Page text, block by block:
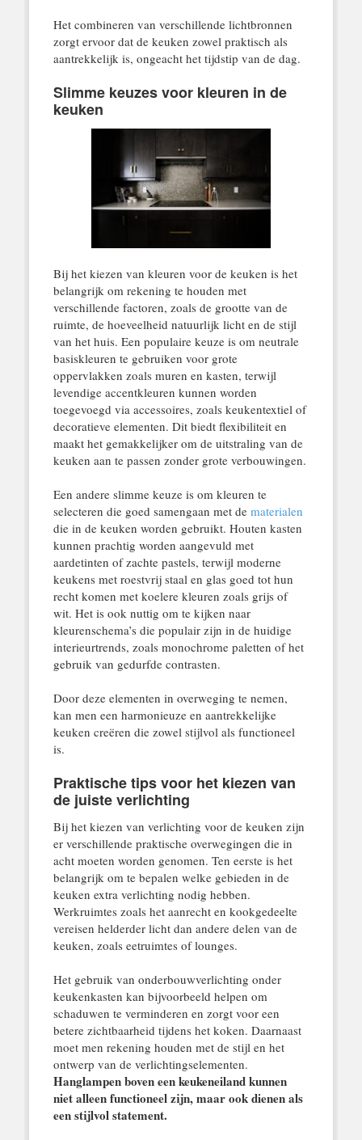
Het combineren van verschillende lichtbronnen
zorgt ervoor dat de keuken zowel praktisch als
aantrekkelijk is, ongeacht het tijdstip van de dag.
Slimme keuzes voor kleuren in de
keuken
Bij het kiezen van kleuren voor de keuken is het
belangrijk om rekening te houden met
verschillende factoren, zoals de grootte van de
ruimte, de hoeveelheid natuurlijk licht en de stijl
van het huis. Een populaire keuze is om neutrale
basiskleuren te gebruiken voor grote
oppervlakken zoals muren en kasten, terwijl
levendige accentkleuren kunnen worden
toegevoegd via accessoires, zoals keukentextiel of
decoratieve elementen. Dit biedt flexibiliteit en
maakt het gemakkelijker om de uitstraling van de
keuken aan te passen zonder grote verbouwingen.
Een andere slimme keuze is om kleuren te
selecteren die goed samengaan met de materialen
die in de keuken worden gebruikt. Houten kasten
kunnen prachtig worden aangevuld met
aardetinten of zachte pastels, terwijl moderne
keukens met roestvrij staal en glas goed tot hun
recht komen met koelere kleuren zoals grijs of
wit. Het is ook nuttig om te kijken naar
kleurenschema’s die populair zijn in de huidige
interieurtrends, zoals monochrome paletten of het
gebruik van gedurfde contrasten.
Door deze elementen in overweging te nemen,
kan men een harmonieuze en aantrekkelijke
keuken creëren die zowel stijlvol als functioneel
is.
Praktische tips voor het kiezen van
de juiste verlichting
Bij het kiezen van verlichting voor de keuken zijn
er verschillende praktische overwegingen die in
acht moeten worden genomen. Ten eerste is het
belangrijk om te bepalen welke gebieden in de
keuken extra verlichting nodig hebben.
Werkruimtes zoals het aanrecht en kookgedeelte
vereisen helderder licht dan andere delen van de
keuken, zoals eetruimtes of lounges.
Het gebruik van onderbouwverlichting onder
keukenkasten kan bijvoorbeeld helpen om
schaduwen te verminderen en zorgt voor een
betere zichtbaarheid tijdens het koken. Daarnaast
moet men rekening houden met de stijl en het
ontwerp van de verlichtingselementen.
Hanglampen boven een keukeneiland kunnen
niet alleen functioneel zijn, maar ook dienen als
een stijlvol statement.